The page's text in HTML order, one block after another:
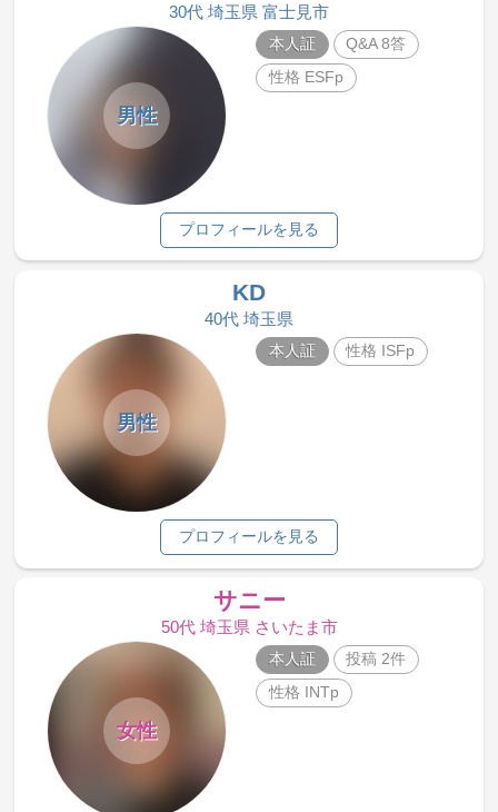
30代 埼玉県 富士見市
男性
本人証
Q&A 8答
性格 ESFp
プロフィールを見る
KD
40代 埼玉県
男性
本人証 性格 ISFp
プロフィールを見る
サニー
50代 埼玉県 さいたま市
女性
本人証
投稿 2件
性格 INTp